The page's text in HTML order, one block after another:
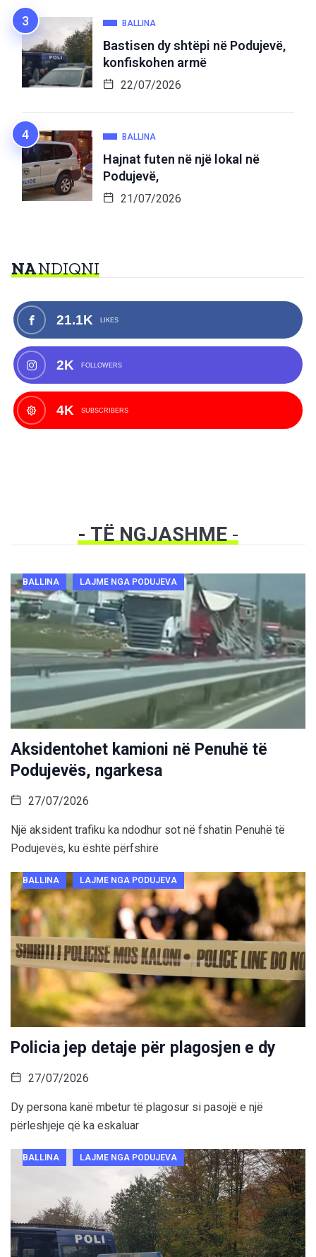
BALLINA
Bastisen dy shtëpi në Podujevë,
konfiskohen armë
22/07/2026
BALLINA
Hajnat futen në një lokal në
Podujevë,
21/07/2026
NANDIQNI
21.1K LIKES
2K FOLLOWERS
4K SUBSCRIBERS
- TË NGJASHME-
BALLINA LAJME NGA PODUJEVA
Aksidentohet kamioni në Penuhë të
Podujevës, ngarkesa
27/07/2026
Një aksident trafiku ka ndodhur sot në fshatin Penuhë të
Podujevës, ku është përfshirë
BALLINA LAJME NGA PODUJEVA
Policia jep detaje për plagosjen e dy
27/07/2026
Dy persona kanë mbetur të plagosur si pasojë e një
përleshjeje që ka eskaluar
BALLINA LAJME NGA PODUJEVA